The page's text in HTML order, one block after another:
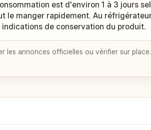
est d'environ 1 à 3 jours
le manger rapidement. Au
indications de conservation du produit.
les annonces officielles ou vérifier sur place.